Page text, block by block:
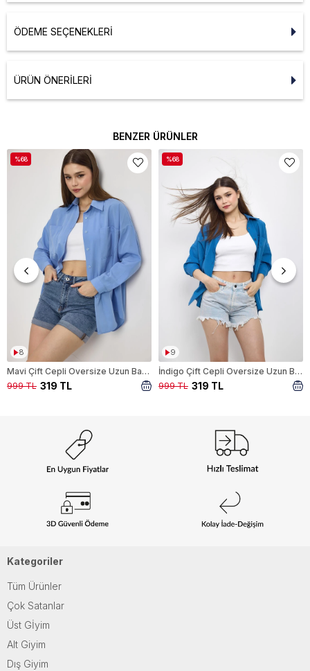
ÖDEME SEÇENEKLERI
ÜRÜN ÖNERILERI
BENZER ÜRÜNLER
8
Mavi Çift Cepli Oversize Uzun Basic Gömlek TCR 6256A
319 TL
999 TL
%68
9
İndigo Çift Cepli Oversize Uzun Basic Gömlek TCR 6256A
319 TL
999 TL
%68
Kategoriler
Tüm Ürünler
Çok Satanlar
Üst Gİyim
Alt Giyim
Dış Giyim